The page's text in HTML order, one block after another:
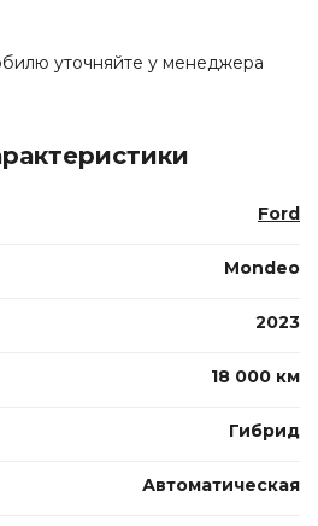
уточняйте у менеджера
Ford
Mondeo
2023
18 000 км
Гибрид
Автоматическая